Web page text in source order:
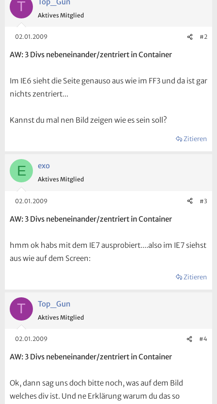
T
Aktives Mitglied
02.01.2009 #2
AW: 3 Divs nebeneinander/zentriert in Container
Im IE6 sieht die Seite genauso aus wie im FF3 und da ist gar
nichts zentriert...
Kannst du mal nen Bild zeigen wie es sein soll?
Zitieren
E exo
Aktives Mitglied
02.01.2009 #3
AW: 3 Divs nebeneinander/zentriert in Container
hmm ok habs mit dem IE7 ausprobiert....also im IE7 siehst
aus wie auf dem Screen:
Zitieren
T Top_Gun
Aktives Mitglied
02.01.2009 #4
AW: 3 Divs nebeneinander/zentriert in Container
Ok, dann sag uns doch bitte noch, was auf dem Bild
welches div ist. Und ne Erklärung warum du das so